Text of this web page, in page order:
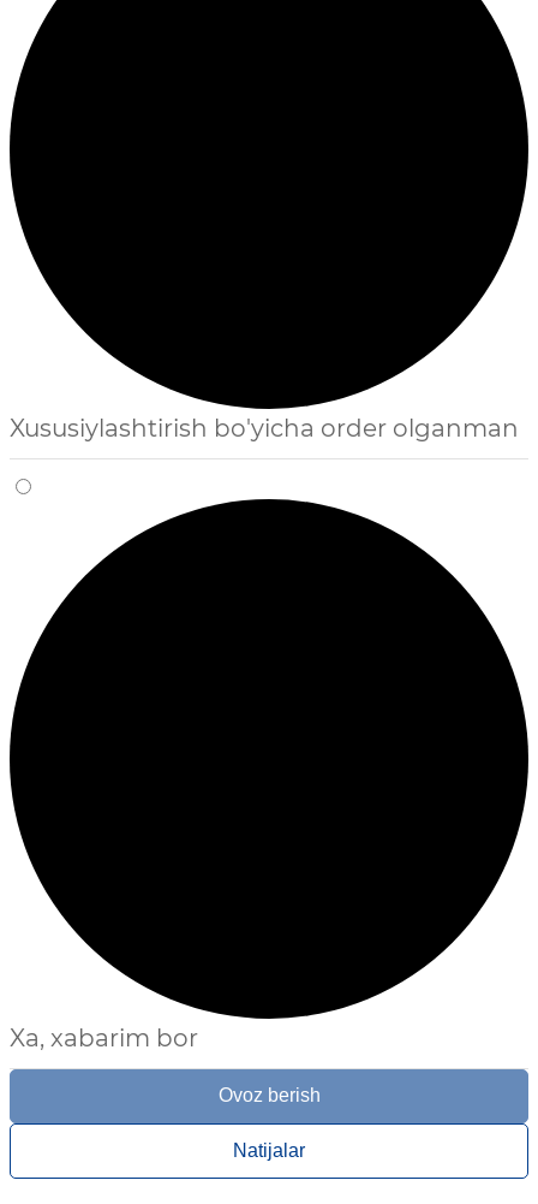
Xususiylashtirish bo'yicha order olganman
Xa, xabarim bor
Ovoz berish
Natijalar